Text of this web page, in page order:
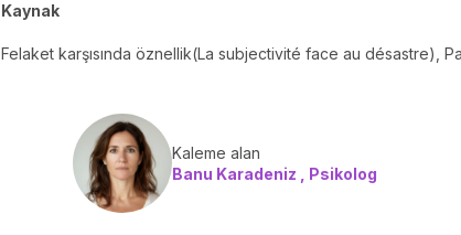
Kaynak
Felaket karşısında öznellik(La subjectivité face au désastre),
Kaleme alan
Banu Karadeniz , Psikolog